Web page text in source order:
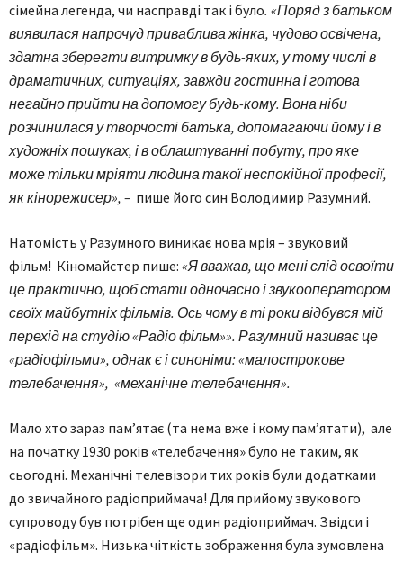
сімейна легенда, чи насправді так і було. «Поряд з батьком
виявилася напрочуд приваблива жінка, чудово освічена,
здатна зберегти витримку в будь-яких, у тому числі в
драматичних, ситуаціях, завжди гостинна і готова
негайно прийти на допомогу будь-кому. Вона ніби
розчинилася у творчості батька, допомагаючи йому і в
художніх пошуках, і в облаштуванні побуту, про яке
може тільки мріяти людина такої неспокійної професії,
як кінорежисер», – пише його син Володимир Разумний.
Натомість у Разумного виникає нова мрія – звуковий
фільм! Кіномайстер пише: «Я вважав, що мені слід освоїти
це практично, щоб стати одночасно і звукооператором
своїх майбутніх фільмів. Ось чому в ті роки відбувся мій
перехід на студію «Радіо фільм»». Разумний називає це
«радіофільми», однак є і синоніми: «малострокове
телебачення», «механічне телебачення».
Мало хто зараз пам’ятає (та нема вже і кому пам’ятати), але
на початку 1930 років «телебачення» було не таким, як
сьогодні. Механічні телевізори тих років були додатками
до звичайного радіоприймача! Для прийому звукового
супроводу був потрібен ще один радіоприймач. Звідси і
«радіофільм». Низька чіткість зображення була зумовлена